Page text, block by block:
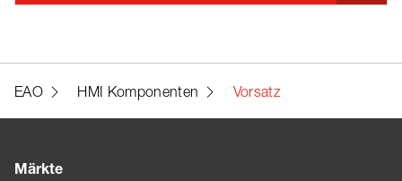
EAO HMI Komponenten Vorsatz
Märkte